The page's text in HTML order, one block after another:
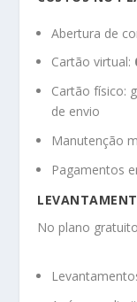
Abertura de
Cartão virtual:
Cartão físico:
de envio
Manutenção
Pagamentos
No plano